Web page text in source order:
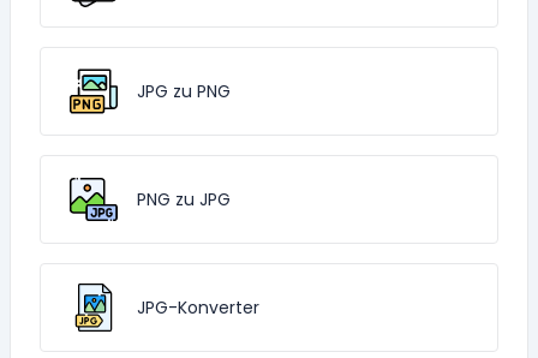
JPG zu PNG
PNG zu JPG
JPG-Konverter